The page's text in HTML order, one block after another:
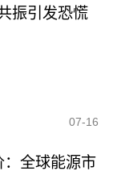
振引发恐慌
07-16
：全球能源市